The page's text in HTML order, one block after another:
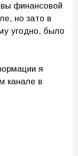
финансовой
но зато в
угодно, было
я
канале в